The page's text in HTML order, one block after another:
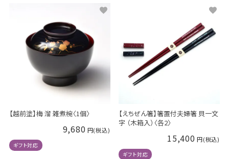
【越前塗】梅 溜 雑煮椀〈1個〉
9,680
ギフト対応
【えちぜん箸】箸置付夫婦箸 貝一文
字 （木箱入）〈各2〉
15,400
ギフト対応